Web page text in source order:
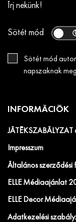
Írj nekünk!
Sötét mód
Sötét mód
napszaknak
INFORMÁCIÓK
JÁTÉKSZABÁLYZAT
Impresszum
Általános szerződési
ELLE Médiaajánlat
ELLE Decor
Adatkezelési